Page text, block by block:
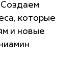
которые
и новые